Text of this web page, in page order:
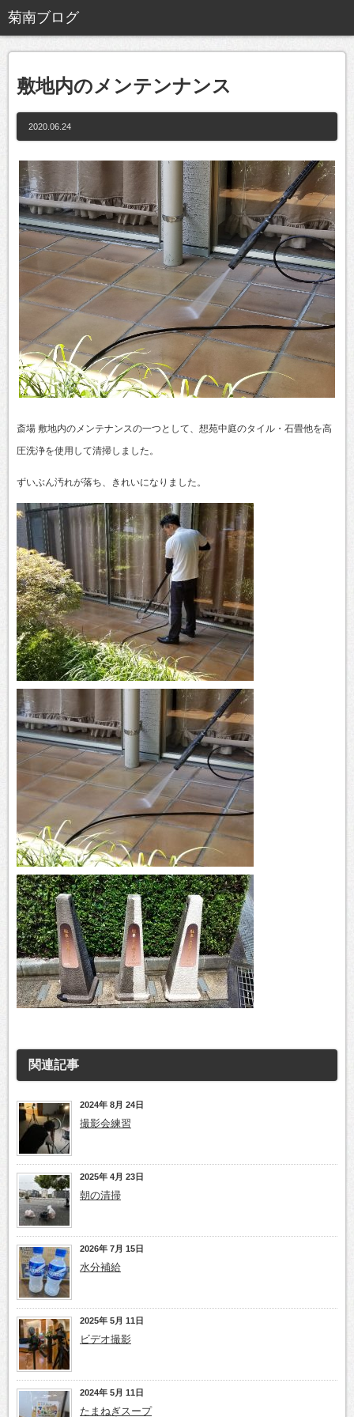
敷地内のメンテンナンス
2020.06.24
斎場 敷地内のメンテナンスの一つとして、想苑中庭のタイル・石畳他を高
圧洗浄を使用して清掃しました。
ずいぶん汚れが落ち、きれいになりました。
関連記事
2024年 8月 24日
撮影会練習
2025年 4月 23日
朝の清掃
2026年 7月 15日
水分補給
2025年 5月 11日
ビデオ撮影
2024年 5月 11日
たまねぎスープ